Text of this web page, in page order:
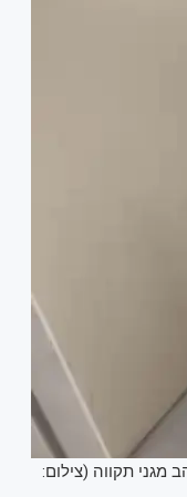
תקווה (צילום: